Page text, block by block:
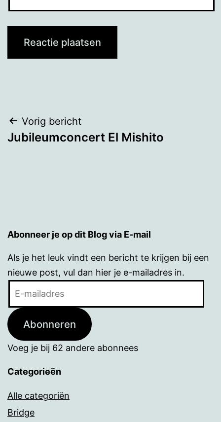
Bericht
navigatie
Vorig bericht
Jubileumconcert El Mishito
Abonneer je op dit Blog via E-mail
Als je het leuk vindt een bericht te krijgen bij een
nieuwe post, vul dan hier je e-mailadres in.
Abonneren
Voeg je bij 62 andere abonnees
Categorieën
Alle categoriën
Bridge